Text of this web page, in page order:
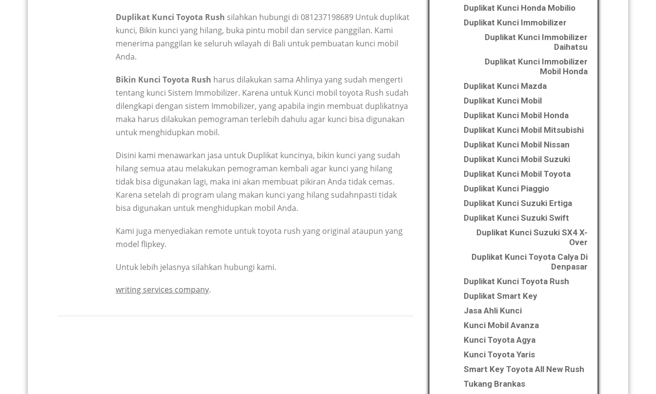
Duplikat Kunci Toyota Rush silahkan hubungi di 081237198689 Untuk duplikat
kunci, Bikin kunci yang hilang, buka pintu mobil dan service panggilan. Kami
menerima panggilan ke seluruh wilayah di Bali untuk pembuatan kunci mobil
Anda.
Bikin Kunci Toyota Rush harus dilakukan sama Ahlinya yang sudah mengerti
tentang kunci Sistem Immobilizer. Karena untuk Kunci mobil toyota Rush sudah
dilengkapi dengan sistem Immobilizer, yang apabila ingin membuat duplikatnya
maka harus dilakukan pemograman terlebih dahulu agar kunci bisa digunakan
untuk menghidupkan mobil.
Disini kami menawarkan jasa untuk Duplikat kuncinya, bikin kunci yang sudah
hilang semua atau melakukan pemograman kembali agar kunci yang hilang
tidak bisa digunakan lagi, maka ini akan membuat pikiran Anda tidak cemas.
Karena setelah di program ulang makan kunci yang hilang sudahnpasti tidak
bisa digunakan untuk menghidupkan mobil Anda.
Kami juga menyediakan remote untuk toyota rush yang original ataupun yang
model flipkey.
Untuk lebih jelasnya silahkan hubungi kami.
writing services company.
Duplikat Kunci Honda Mobilio
Duplikat Kunci Immobilizer
Duplikat Kunci Immobilizer
Daihatsu
Duplikat Kunci Immobilizer
Mobil Honda
Duplikat Kunci Mazda
Duplikat Kunci Mobil
Duplikat Kunci Mobil Honda
Duplikat Kunci Mobil Mitsubishi
Duplikat Kunci Mobil Nissan
Duplikat Kunci Mobil Suzuki
Duplikat Kunci Mobil Toyota
Duplikat Kunci Piaggio
Duplikat Kunci Suzuki Ertiga
Duplikat Kunci Suzuki Swift
Duplikat Kunci Suzuki SX4 X-
Over
Duplikat Kunci Toyota Calya Di
Denpasar
Duplikat Kunci Toyota Rush
Duplikat Smart Key
Jasa Ahli Kunci
Kunci Mobil Avanza
Kunci Toyota Agya
Kunci Toyota Yaris
Smart Key Toyota All New Rush
Tukang Brankas